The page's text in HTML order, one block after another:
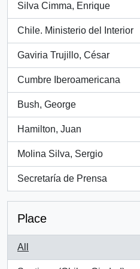
Silva Cimma, Enrique
, 8 results
Chile. Ministerio del Interior
, 8 results
Gaviria Trujillo, César
, 7 results
Cumbre Iberoamericana
, 7 results
Bush, George
, 7 results
Hamilton, Juan
, 6 results
Molina Silva, Sergio
, 6 results
Secretaría de Prensa
, 6 results
Place
All